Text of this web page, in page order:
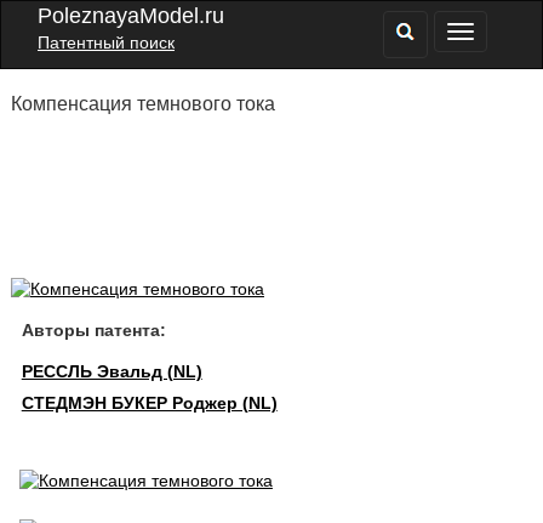
PoleznayaModel.ru
Патентный поиск
Компенсация темнового тока
Авторы патента:
РЕССЛЬ Эвальд (NL)
СТЕДМЭН БУКЕР Роджер (NL)